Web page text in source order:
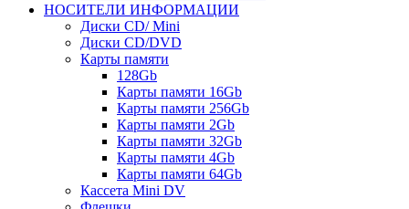
НОСИТЕЛИ ИНФОРМАЦИИ
Диски CD/ Mini
Диски CD/DVD
Карты памяти
128Gb
Карты памяти 16Gb
Карты памяти 256Gb
Карты памяти 2Gb
Карты памяти 32Gb
Карты памяти 4Gb
Карты памяти 64Gb
Кассета Mini DV